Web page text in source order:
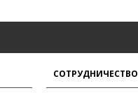
СОТРУДНИЧЕСТВО